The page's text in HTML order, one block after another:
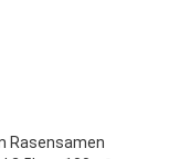
Rasensamen